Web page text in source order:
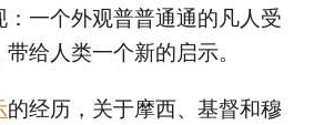
一个外观普普通通的凡人受
给人类一个新的启示。
的经历，关于摩西、基督和穆